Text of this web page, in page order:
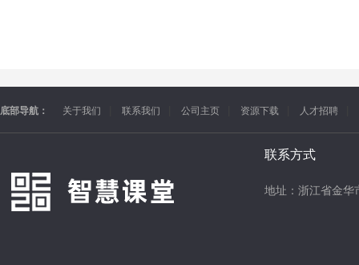
底部导航： 关于我们 联系我们 公司主页 资源下载 人才招聘
联系方式
地址：浙江省金华